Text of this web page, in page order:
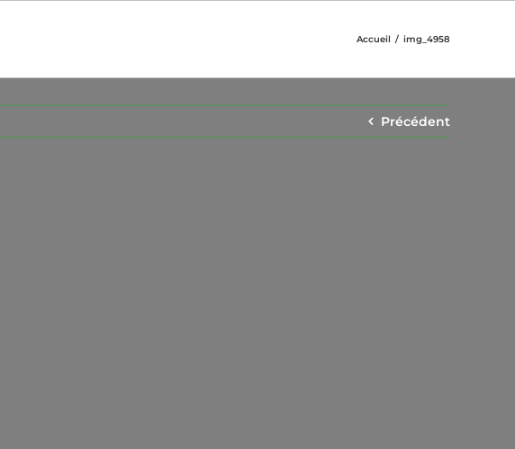
Accueil img_4958
Précédent